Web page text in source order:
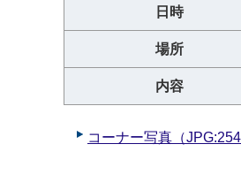
日時
場所
内容
コーナー写真（JPG:254